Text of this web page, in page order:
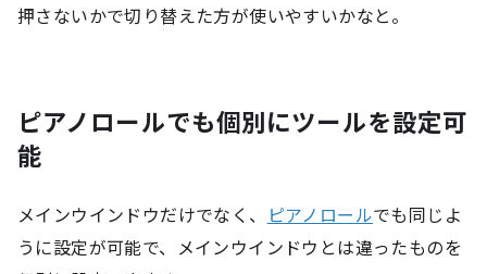
押さないかで切り替えた方が使いやすいかなと。
ピアノロールでも個別にツールを設定可
能
メインウインドウだけでなく、 ピアノロールでも同じよ
うに設定が可能で、メインウインドウとは違ったものを